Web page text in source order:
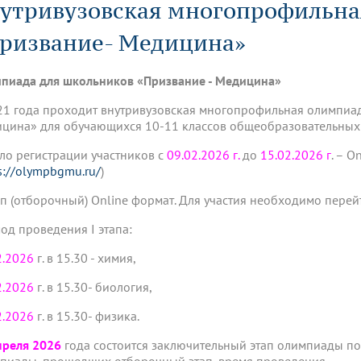
программа развития
Антитеррор
Расписание
аккредитационный
Научно-образовательный
медицинский кластер
для студентов Я-профессионал
здравоохранения
обучение
исследования и
ЛЭК
Диссертационные советы
Аспирантура
мегагранта Полезные интернет-ссылки
университетов
Управление инновационной
деятельности
БГМУ
обучающихся БГМУ
Профсоюзный комитет
выпускников Работа музеев на кафедрах
БГМУ
Медицина»
для школьников «Призвание - Медицина»
года проходит внутривузовская многопрофильная
для обучающихся 10-11 классов
регистрации участников c 09.02.2026 г.до 15.02.2026 г. –
olympbgmu.ru/)
(отборочный) Online формат. Для участия необходимо
проведения I этапа:
г. в 15.30 - химия,
г. в 15.30- биология,
г. в 15.30- физика.
2026 года состоится заключительный этап олимпиады